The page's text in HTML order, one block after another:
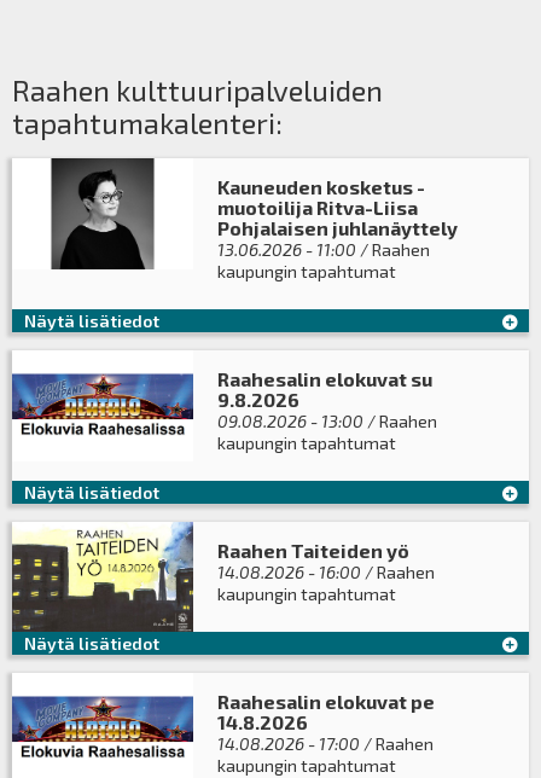
Raahen kulttuuripalveluiden
tapahtumakalenteri:
Kauneuden kosketus -
muotoilija Ritva-Liisa
Pohjalaisen juhlanäyttely
13.06.2026 - 11:00 / Raahen
kaupungin tapahtumat
Näytä lisätiedot
Raahesalin elokuvat su
9.8.2026
09.08.2026 - 13:00 / Raahen
kaupungin tapahtumat
Näytä lisätiedot
Raahen Taiteiden yö
14.08.2026 - 16:00 / Raahen
kaupungin tapahtumat
Näytä lisätiedot
Raahesalin elokuvat pe
14.8.2026
14.08.2026 - 17:00 / Raahen
kaupungin tapahtumat